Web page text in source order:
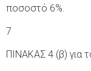
ποσοστό 6%.
7
ΠΙΝΑΚΑΣ 4 (β) για